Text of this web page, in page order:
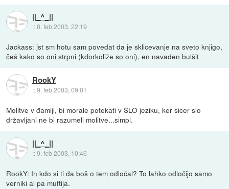
||_^_||
::8. feb 2003, 22:19
Jackass: jst sm hotu sam povedat da je sklicevanje na sveto knjigo,
češ kako so oni strpni (kdorkoliže so oni), en navaden bulšit
RookY
::9. feb 2003, 09:01
Molitve v đamiji, bi morale potekati v SLO jeziku, ker sicer slo
državljani ne bi razumeli molitve...simpl.
||_^_||
::9. feb 2003, 10:46
RookY: In kdo si ti da boš o tem odločal? To lahko odločijo samo
verniki al pa muftija.